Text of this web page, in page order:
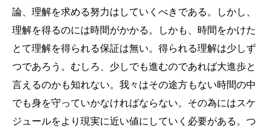
論、理解を求める努力はしていくべきである。しかし、
理解を得るのには時間がかかる。しかも、時間をかけた
とて理解を得られる保証は無い。得られる理解は少しず
つであろう。むしろ、少しでも進むのであれば大進歩と
言えるのかも知れない。我々はその途方もない時間の中
でも身を守っていかなければならない。その為にはスケ
ジュールをより現実に近い値にしていく必要がある。つ